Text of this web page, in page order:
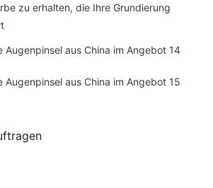
zu erhalten, die Ihre Grundierung